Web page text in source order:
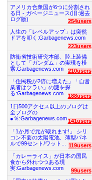
アメリカ合衆国が6つに分割され
る日 - ガベージニュース(旧:過去
ログ版)
254users
人生の「レベルアップ」は突然
ドアを叩く:Garbagenews.com
223users
防衛省技術研究本部、陸上装備
として「ガンダム」の実現を模
索:Garbagenews.com
210users
「住民税が2倍に増えた」「自営
業者はツラい」の謎を探
る:Garbagenews.com
188users
1日500アクセス以上のブログは
全ブログの
●％:Garbagenews.com 141users
「1か月で元が取れます!」 シリ
コン不要の太陽電池、薄型パネ
ルで99セント/ワット...
119users
「カレーライス」が日本の国民
食から外れつつある現
実:Garbagenews.com
99users